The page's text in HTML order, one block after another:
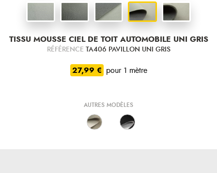
TISSU MOUSSE CIEL DE TOIT AUTOMOBILE UNI GRIS
RÉFÉRENCE TA406 PAVILLON UNI GRIS
27,99 € pour 1 mètre
AUTRES MODÈLES